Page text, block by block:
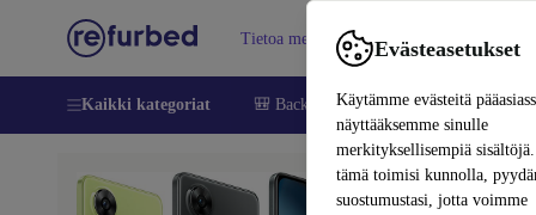
Evästeasetukset
Käytämme evästeitä
näyttääksemme sinulle
merkityksellisempiä
tämä toimisi kunnolla,
suostumustasi, jotta voimme
Tietoa meistä Myy Apua
Kaikki kategoriat 🎒 Back to school Matkapuhelimet ja